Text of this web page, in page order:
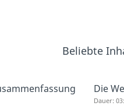
Beliebte
Die
Dauer: